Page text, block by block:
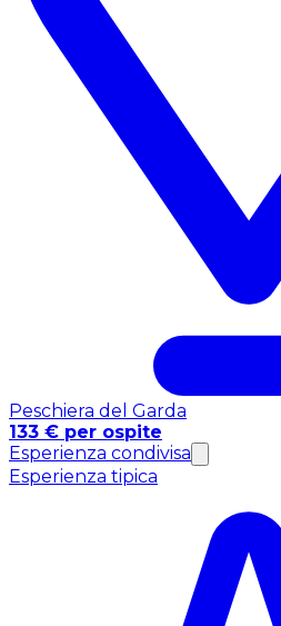
Peschiera del Garda
133 € per ospite
Esperienza condivisa
Esperienza tipica